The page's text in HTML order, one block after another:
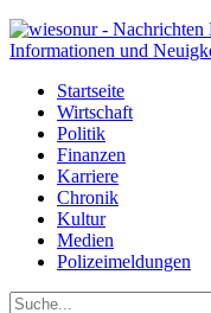
Informationen und
Startseite
Wirtschaft
Politik
Finanzen
Karriere
Chronik
Kultur
Medien
Polizeimeldungen